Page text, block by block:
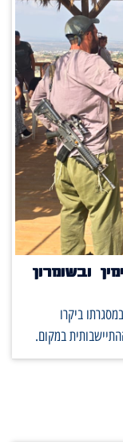
ובשומרון
ביקרו
במקום.